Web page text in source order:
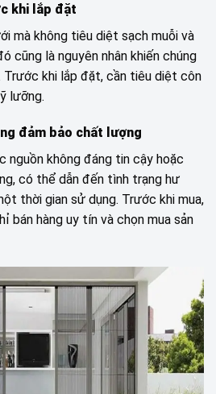
khi lắp đặt
mà không tiêu diệt sạch muỗi và
cũng là nguyên nhân khiến chúng
khi lắp đặt, cần tiêu diệt côn
lưỡng.
đảm bảo chất lượng
nguồn không đáng tin cậy hoặc
có thể dẫn đến tình trạng hư
thời gian sử dụng. Trước khi mua,
bán hàng uy tín và chọn mua sản